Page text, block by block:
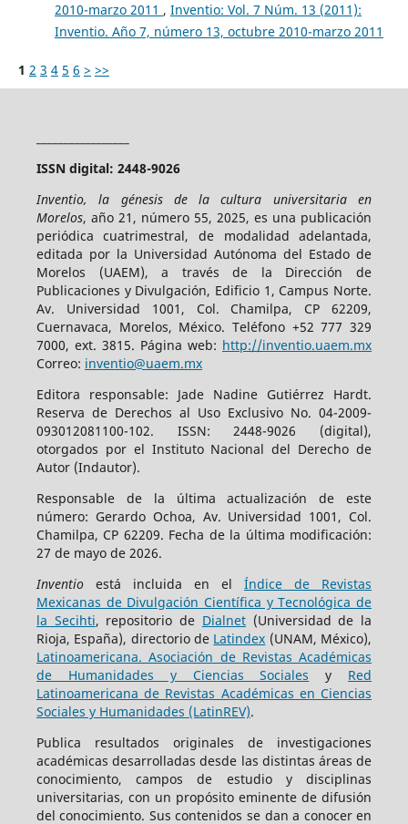
2010-marzo 2011 , Inventio: Vol. 7 Núm. 13 (2011):
Inventio. Año 7, número 13, octubre 2010-marzo 2011
1 2 3 4 5 6 > >>
ISSN digital: 2448-9026
Inventio, la génesis de la cultura universitaria en
Morelos, año 21, número 55, 2025, es una publicación
periódica cuatrimestral, de modalidad adelantada,
editada por la Universidad Autónoma del Estado de
Morelos (UAEM), a través de la Dirección de
Publicaciones y Divulgación, Edificio 1, Campus Norte.
Av. Universidad 1001, Col. Chamilpa, CP 62209,
Cuernavaca, Morelos, México. Teléfono +52 777 329
7000, ext. 3815. Página web: http://inventio.uaem.mx
Correo: inventio@uaem.mx
Editora responsable: Jade Nadine Gutiérrez Hardt.
Reserva de Derechos al Uso Exclusivo No. 04-2009-
093012081100-102. ISSN: 2448-9026 (digital),
otorgados por el Instituto Nacional del Derecho de
Autor (Indautor).
Responsable de la última actualización de este
número: Gerardo Ochoa, Av. Universidad 1001, Col.
Chamilpa, CP 62209. Fecha de la última modificación:
27 de mayo de 2026.
Inventioestá incluida en elÍndice de Revistas
Mexicanas de Divulgación Científica y Tecnológica de
la Secihti, repositorio de Dialnet(Universidad de la
Rioja, España), directorio de Latindex (UNAM, México),
Latinoamericana. Asociación de Revistas Académicas
de Humanidades y Ciencias Sociales y Red
Latinoamericana de Revistas Académicas en Ciencias
Sociales y Humanidades (LatinREV).
Publica resultados originales de investigaciones
académicas desarrolladas desde las distintas áreas de
conocimiento, campos de estudio y disciplinas
universitarias, con un propósito eminente de difusión
del conocimiento. Sus contenidos se dan a conocer en